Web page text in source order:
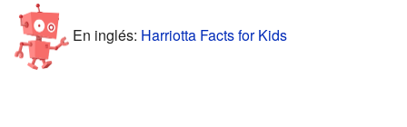
En inglés: Harriotta Facts for Kids